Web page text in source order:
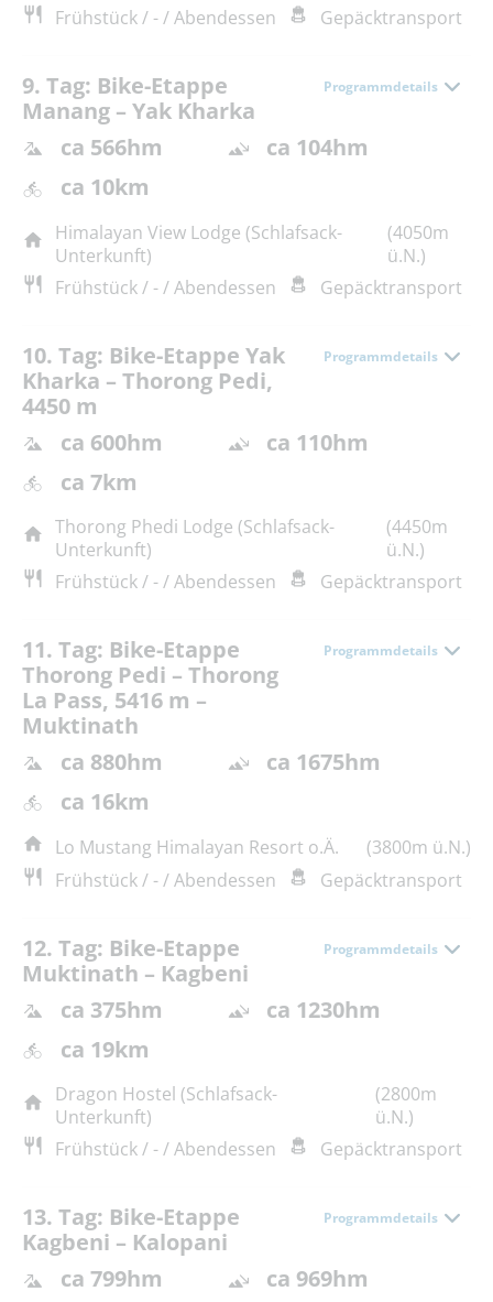
Frühstück / - / Abendessen
Gepäcktransport
9. Tag: Bike-Etappe
Manang – Yak Kharka
Programmdetails
ca 566hm
ca 104hm
ca 10km
Himalayan View Lodge (Schlafsack-
Unterkunft)
(4050m
ü.N.)
Frühstück / - / Abendessen
Gepäcktransport
10. Tag: Bike-Etappe Yak
Kharka – Thorong Pedi,
4450 m
Programmdetails
ca 600hm
ca 110hm
ca 7km
Thorong Phedi Lodge (Schlafsack-
Unterkunft)
(4450m
ü.N.)
Frühstück / - / Abendessen
Gepäcktransport
11. Tag: Bike-Etappe
Thorong Pedi – Thorong
La Pass, 5416 m –
Muktinath
Programmdetails
ca 880hm
ca 1675hm
ca 16km
Lo Mustang Himalayan Resort o.Ä.
(3800m ü.N.)
Frühstück / - / Abendessen
Gepäcktransport
12. Tag: Bike-Etappe
Muktinath – Kagbeni
Programmdetails
ca 375hm
ca 1230hm
ca 19km
Dragon Hostel (Schlafsack-
Unterkunft)
(2800m
ü.N.)
Frühstück / - / Abendessen
Gepäcktransport
13. Tag: Bike-Etappe
Kagbeni – Kalopani
Programmdetails
ca 799hm
ca 969hm